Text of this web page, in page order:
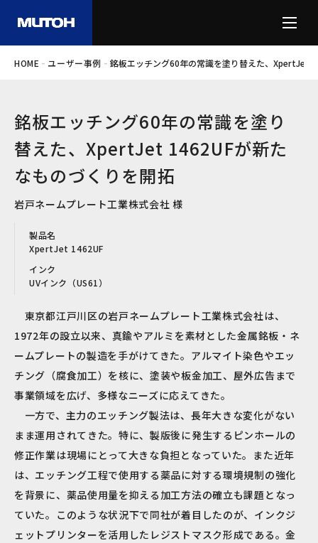
HOME - ユーザー事例 -銘板エッチング60年の常識を塗り替えた、XpertJet
銘板エッチング60年の常識を塗り
替えた、XpertJet 1462UFが新た
なものづくりを開拓
岩戸ネームプレート工業株式会社 様
製品名
XpertJet 1462UF
インク
UVインク（US61）
東京都江戸川区の岩戸ネームプレート工業株式会社は、
1972年の設立以来、真鍮やアルミを素材とした金属銘板・ネ
ームプレートの製造を手がけてきた。アルマイト染色やエッ
チング（腐食加工）を核に、塗装や板金加工、屋外広告まで
事業領域を広げ、多様なニーズに応えてきた。
一方で、主力のエッチング製法は、長年大きな変化がない
まま運用されてきた。特に、製版後に発生するピンホールの
修正作業は現場にとって大きな負担となっていた。また近年
は、エッチング工程で使用する薬品に対する環境規制の強化
を背景に、薬品使用量を抑える加工方法の確立も課題となっ
ていた。このような状況下で同社が着目したのが、インクジ
ェットプリンターを活用したレジストマスク形成である。金